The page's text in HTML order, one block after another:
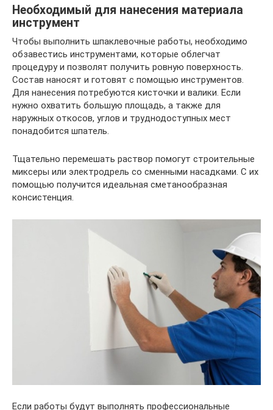
Необходимый для нанесения материала
инструмент
Чтобы выполнить шпаклевочные работы, необходимо
обзавестись инструментами, которые облегчат
процедуру и позволят получить ровную поверхность.
Состав наносят и готовят с помощью инструментов.
Для нанесения потребуются кисточки и валики. Если
нужно охватить большую площадь, а также для
наружных откосов, углов и труднодоступных мест
понадобится шпатель.
Тщательно перемешать раствор помогут строительные
миксеры или электродрель со сменными насадками. С их
помощью получится идеальная сметанообразная
консистенция.
Если работы будут выполнять профессиональные